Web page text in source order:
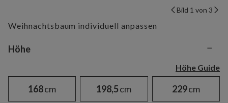
Bild 1 von 3
Weihnachtsbaum individuell anpassen
Variant selection
Höhe −
Höhe Guide
168cm 198,5cm 229cm